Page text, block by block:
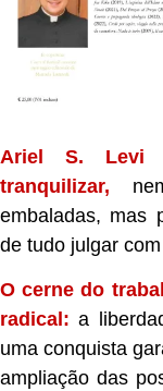
Ariel S. Levi
tranquilizar,
embaladas, mas
de tudo julgar
O cerne do
radical: a
uma conquista
ampliação das